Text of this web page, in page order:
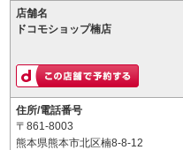
店舗名
ドコモショップ楠店
住所/電話番号
〒861-8003
熊本県熊本市北区楠8-8-12